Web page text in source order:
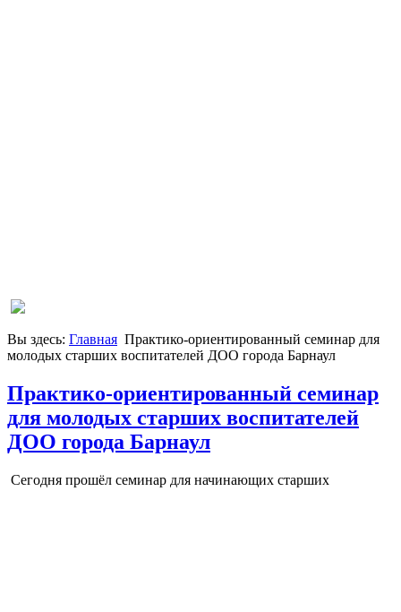
Вы здесь: Главная Практико-ориентированный семинар для
молодых старших воспитателей ДОО города Барнаул
Практико-ориентированный семинар
для молодых старших воспитателей
ДОО города Барнаул
Сегодня прошёл семинар для начинающих старших